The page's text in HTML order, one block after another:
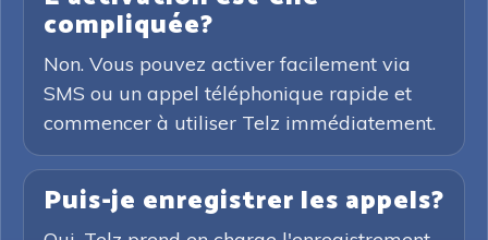
compliquée?
Non. Vous pouvez activer facilement via
SMS ou un appel téléphonique rapide et
commencer à utiliser Telz immédiatement.
Puis-je enregistrer les appels?